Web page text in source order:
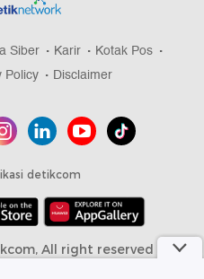
Siber Karir
Kotak Pos
Policy Disclaimer
detikcom
All right reserved